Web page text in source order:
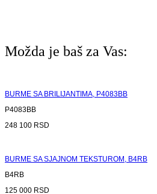
Možda je baš za Vas:
BURME SA BRILIJANTIMA, P4083BB
P4083BB
248 100 RSD
BURME SA SJAJNOM TEKSTUROM, B4RB
B4RB
125 000 RSD